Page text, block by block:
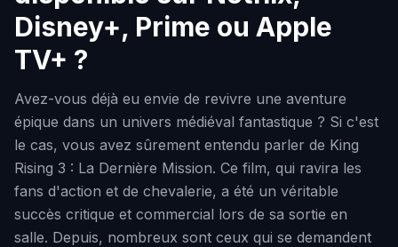
Disney+, Prime ou Apple
TV+ ?
Avez-vous déjà eu envie de revivre une aventure
épique dans un univers médiéval fantastique ? Si c'est
le cas, vous avez sûrement entendu parler de King
Rising 3 : La Dernière Mission. Ce film, qui ravira les
fans d'action et de chevalerie, a été un véritable
succès critique et commercial lors de sa sortie en
salle. Depuis, nombreux sont ceux qui se demandent